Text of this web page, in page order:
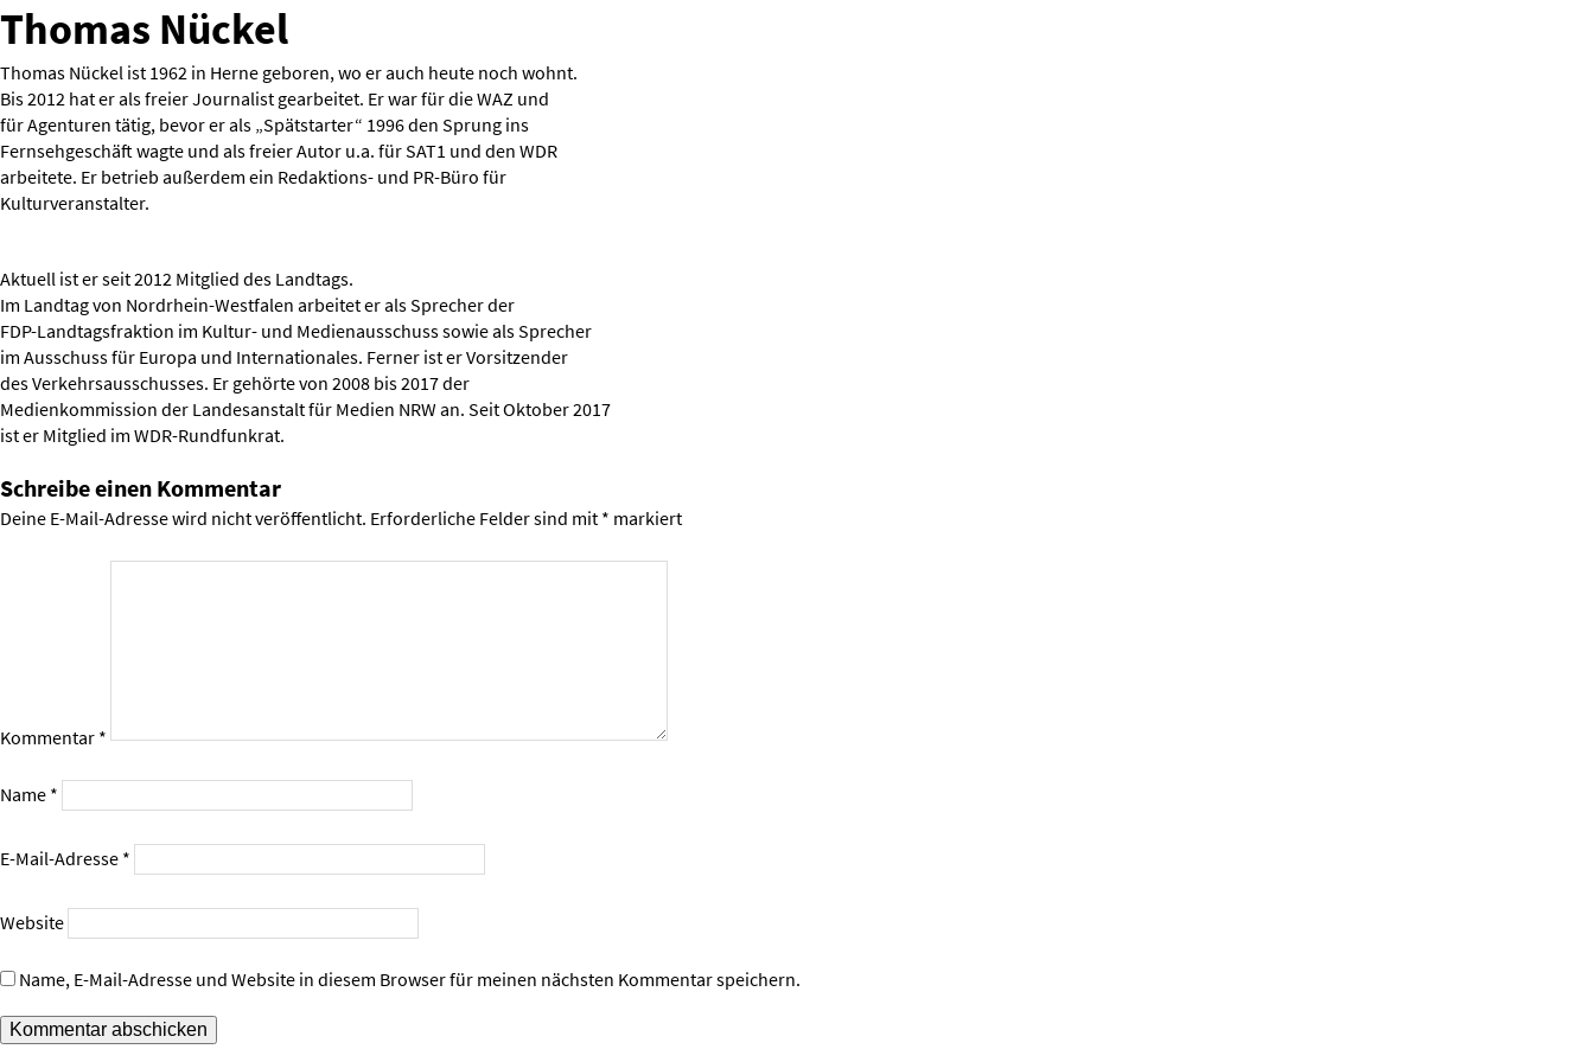
Thomas Nückel
Thomas Nückel ist 1962 in Herne geboren, wo er auch heute noch wohnt.
Bis 2012 hat er als freier Journalist gearbeitet. Er war für die WAZ und
für Agenturen tätig, bevor er als „Spätstarter“ 1996 den Sprung ins
Fernsehgeschäft wagte und als freier Autor u.a. für SAT1 und den WDR
arbeitete. Er betrieb außerdem ein Redaktions- und PR-Büro für
Kulturveranstalter.
Aktuell ist er seit 2012 Mitglied des Landtags.
Im Landtag von Nordrhein-Westfalen arbeitet er als Sprecher der
FDP-Landtagsfraktion im Kultur- und Medienausschuss sowie als Sprecher
im Ausschuss für Europa und Internationales. Ferner ist er Vorsitzender
des Verkehrsausschusses. Er gehörte von 2008 bis 2017 der
Medienkommission der Landesanstalt für Medien NRW an. Seit Oktober 2017
ist er Mitglied im WDR-Rundfunkrat.
Schreibe einen Kommentar
Deine E-Mail-Adresse wird nicht veröffentlicht. Erforderliche Felder sind mit * markiert
Kommentar *
Name *
E-Mail-Adresse *
Website
Name, E-Mail-Adresse und Website in diesem Browser für meinen nächsten Kommentar speichern.